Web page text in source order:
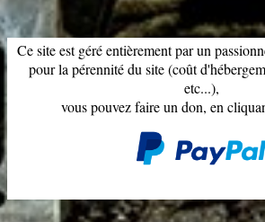
Ce site est géré entièrement par un
pour la pérennité du site (coût
etc...),
vous pouvez faire un don, en